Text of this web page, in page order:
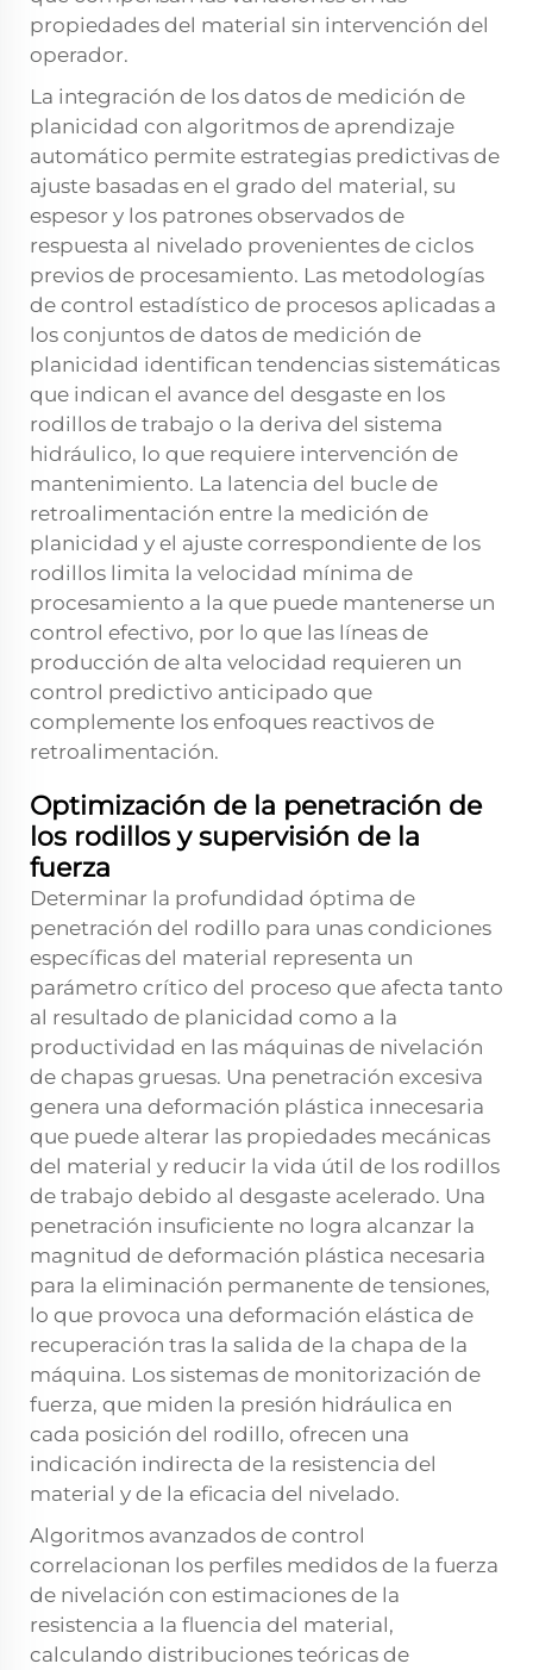
propiedades del material sin intervención del
operador.
La integración de los datos de medición de
planicidad con algoritmos de aprendizaje
automático permite estrategias predictivas de
ajuste basadas en el grado del material, su
espesor y los patrones observados de
respuesta al nivelado provenientes de ciclos
previos de procesamiento. Las metodologías
de control estadístico de procesos aplicadas a
los conjuntos de datos de medición de
planicidad identifican tendencias sistemáticas
que indican el avance del desgaste en los
rodillos de trabajo o la deriva del sistema
hidráulico, lo que requiere intervención de
mantenimiento. La latencia del bucle de
retroalimentación entre la medición de
planicidad y el ajuste correspondiente de los
rodillos limita la velocidad mínima de
procesamiento a la que puede mantenerse un
control efectivo, por lo que las líneas de
producción de alta velocidad requieren un
control predictivo anticipado que
complemente los enfoques reactivos de
retroalimentación.
Optimización de la penetración de
los rodillos y supervisión de la
fuerza
Determinar la profundidad óptima de
penetración del rodillo para unas condiciones
específicas del material representa un
parámetro crítico del proceso que afecta tanto
al resultado de planicidad como a la
productividad en las máquinas de nivelación
de chapas gruesas. Una penetración excesiva
genera una deformación plástica innecesaria
que puede alterar las propiedades mecánicas
del material y reducir la vida útil de los rodillos
de trabajo debido al desgaste acelerado. Una
penetración insuficiente no logra alcanzar la
magnitud de deformación plástica necesaria
para la eliminación permanente de tensiones,
lo que provoca una deformación elástica de
recuperación tras la salida de la chapa de la
máquina. Los sistemas de monitorización de
fuerza, que miden la presión hidráulica en
cada posición del rodillo, ofrecen una
indicación indirecta de la resistencia del
material y de la eficacia del nivelado.
Algoritmos avanzados de control
correlacionan los perfiles medidos de la fuerza
de nivelación con estimaciones de la
resistencia a la fluencia del material,
calculando distribuciones teóricas de